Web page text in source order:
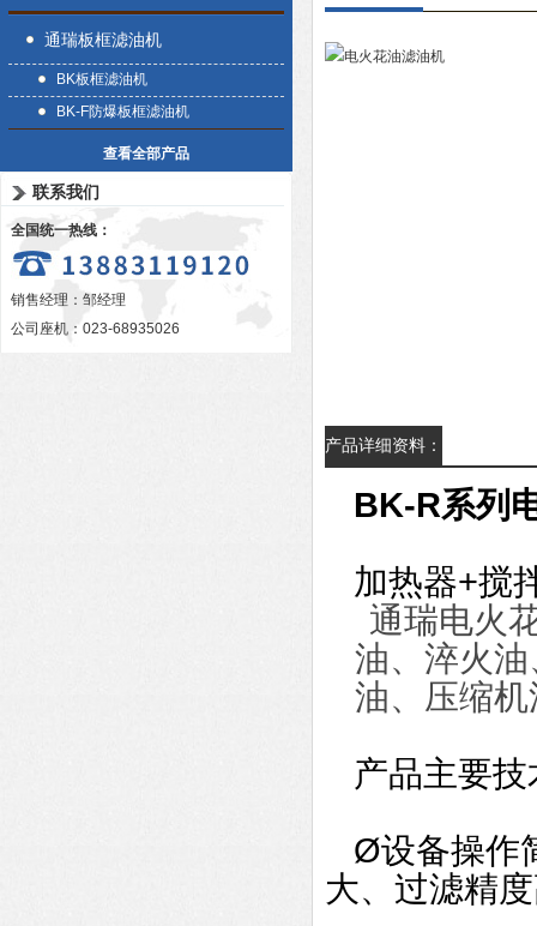
通瑞板框滤油机
BK板框滤油机
BK-F防爆板框滤油机
查看全部产品
联系我们
全国统一热线：
销售经理：邹经理
公司座机：023-68935026
产品详细资料：
BK-R系列
加热器+搅
通瑞电火
油、淬火
油、压缩
产品主要技
Ø设备操作
大、过滤精